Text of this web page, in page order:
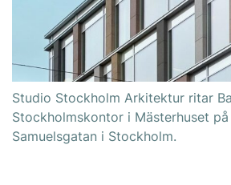
Studio Stockholm Arkitektur ritar
Stockholmskontor i Mästerhuset
Samuelsgatan i Stockholm.